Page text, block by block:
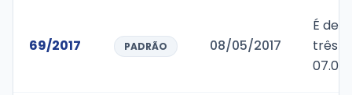
69/2017 PADRÃO 08/05/2017
É
três